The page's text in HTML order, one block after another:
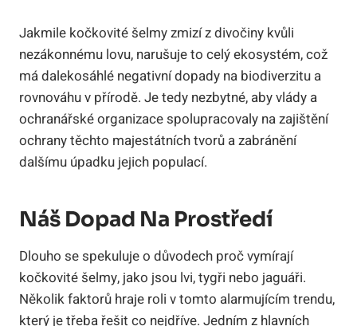
Jakmile kočkovité šelmy zmizí z divočiny kvůli
nezákonnému lovu, narušuje to celý ekosystém, což
má dalekosáhlé negativní dopady na biodiverzitu a
rovnováhu v přírodě. Je tedy nezbytné, aby vlády a
ochranářské organizace spolupracovaly na zajištění
ochrany těchto majestátních tvorů a zabránění
dalšímu úpadku jejich populací.
Náš Dopad Na Prostředí
Dlouho se spekuluje o důvodech proč vymírají
kočkovité šelmy, jako jsou lvi, tygři nebo jaguáři.
Několik faktorů hraje roli v tomto alarmujícím trendu,
který je třeba řešit co nejdříve. Jedním z hlavních